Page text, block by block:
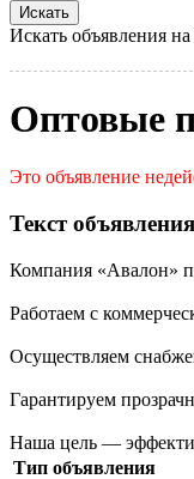
Искать объявления
Оптовые
Это объявление
Текст
Компания «Авалон»
Работаем с
Осуществляем
Гарантируем
Наша цель —
Тип объявления